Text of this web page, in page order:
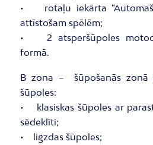
• rotaļu iekārta
attīstošam spēlēm;
• 2 atsperšūpoles
formā.
B zona – šūpošanās zonā
šūpoles:
• klasiskas šūpoles ar
sēdeklīti;
• ligzdas šūpoles;